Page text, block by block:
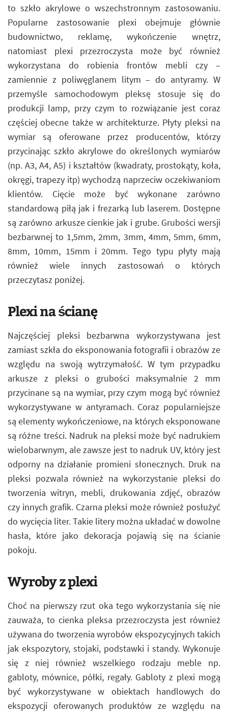
to szkło akrylowe o wszechstronnym zastosowaniu.
Popularne zastosowanie plexi obejmuje głównie
budownictwo, reklamę, wykończenie wnętrz,
natomiast plexi przezroczysta może być również
wykorzystana do robienia frontów mebli czy –
zamiennie z poliwęglanem litym – do antyramy. W
przemyśle samochodowym pleksę stosuje się do
produkcji lamp, przy czym to rozwiązanie jest coraz
częściej obecne także w architekturze. Płyty pleksi na
wymiar są oferowane przez producentów, którzy
przycinając szkło akrylowe do określonych wymiarów
(np. A3, A4, A5) i kształtów (kwadraty, prostokąty, koła,
okręgi, trapezy itp) wychodzą naprzeciw oczekiwaniom
klientów. Cięcie może być wykonane zarówno
standardową piłą jak i frezarką lub laserem. Dostępne
są zarówno arkusze cienkie jak i grube. Grubości wersji
bezbarwnej to 1,5mm, 2mm, 3mm, 4mm, 5mm, 6mm,
8mm, 10mm, 15mm i 20mm. Tego typu płyty mają
również wiele innych zastosowań o których
przeczytasz poniżej.
Plexi na ścianę
Najczęściej pleksi bezbarwna wykorzystywana jest
zamiast szkła do eksponowania fotografii i obrazów ze
względu na swoją wytrzymałość. W tym przypadku
arkusze z pleksi o grubości maksymalnie 2 mm
przycinane są na wymiar, przy czym mogą być również
wykorzystywane w antyramach. Coraz popularniejsze
są elementy wykończeniowe, na których eksponowane
są różne treści. Nadruk na pleksi może być nadrukiem
wielobarwnym, ale zawsze jest to nadruk UV, który jest
odporny na działanie promieni słonecznych. Druk na
pleksi pozwala również na wykorzystanie pleksi do
tworzenia witryn, mebli, drukowania zdjęć, obrazów
czy innych grafik. Czarna pleksi może również posłużyć
do wycięcia liter. Takie litery można układać w dowolne
hasła, które jako dekoracja pojawią się na ścianie
pokoju.
Wyroby z plexi
Choć na pierwszy rzut oka tego wykorzystania się nie
zauważa, to cienka pleksa przezroczysta jest również
używana do tworzenia wyrobów ekspozycyjnych takich
jak ekspozytory, stojaki, podstawki i standy. Wykonuje
się z niej również wszelkiego rodzaju meble np.
gabloty, mównice, półki, regały. Gabloty z plexi mogą
być wykorzystywane w obiektach handlowych do
ekspozycji oferowanych produktów ze względu na